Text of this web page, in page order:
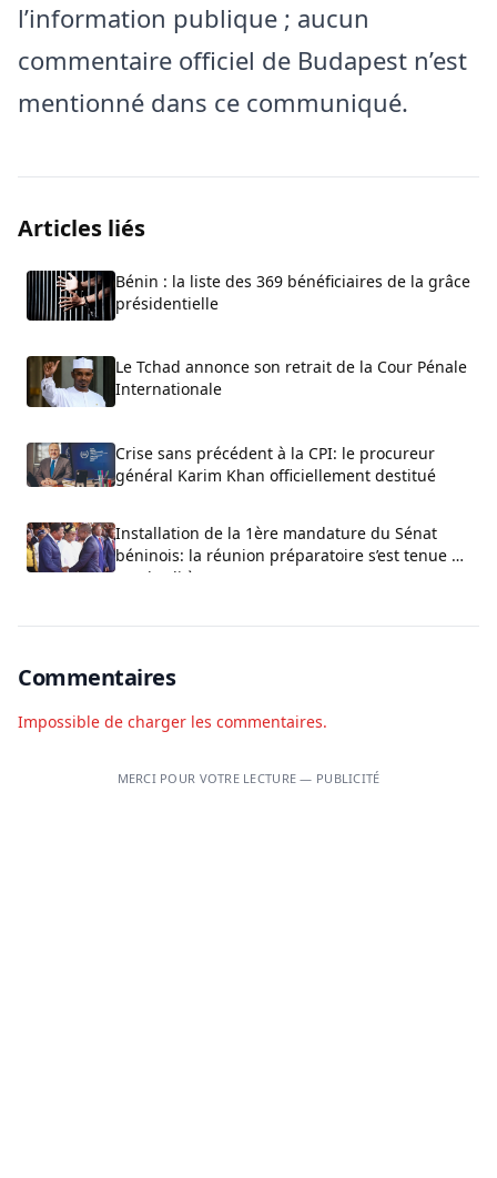
l’information publique ; aucun
commentaire officiel de Budapest n’est
mentionné dans ce communiqué.
Articles liés
Bénin : la liste des 369 bénéficiaires de la grâce
présidentielle
Le Tchad annonce son retrait de la Cour Pénale
Internationale
Crise sans précédent à la CPI: le procureur
général Karim Khan officiellement destitué
Installation de la 1ère mandature du Sénat
béninois: la réunion préparatoire s’est tenue ce
vendredi à Cotonou
Commentaires
Impossible de charger les commentaires.
MERCI POUR VOTRE LECTURE — PUBLICITÉ